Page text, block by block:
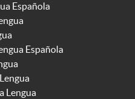
Española
Española
Lengua